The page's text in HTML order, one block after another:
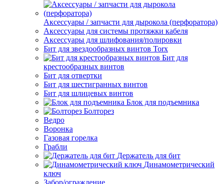
Аксессуары / запчасти для дырокола (перфоратора)
Аксессуары для системы протяжки кабеля
Аксессуары для шлифования/полировки
Бит для звездообразных винтов Torx
Бит для
крестообразных винтов
Бит для отвертки
Бит для шестигранных винтов
Бит для шлицевых винтов
Блок для подъемника
Болторез
Ведро
Воронка
Газовая горелка
Грабли
Держатель для бит
Динамометрический
ключ
Забор/ограждение